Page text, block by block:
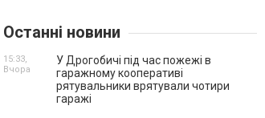
Останні новини
У Дрогобичі під час пожежі в
гаражному кооперативі
рятувальники врятували чотири
гаражі
15:33,
Вчора